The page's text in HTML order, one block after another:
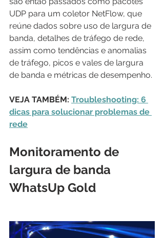
UDP para um coletor NetFlow, que
reúne dados sobre uso de largura de
banda, detalhes de tráfego de rede,
assim como tendências e anomalias
de tráfego, picos e vales de largura
de banda e métricas de desempenho.
VEJA TAMBÉM: Troubleshooting: 6
dicas para solucionar problemas de
rede
Monitoramento de
largura de banda
WhatsUp Gold